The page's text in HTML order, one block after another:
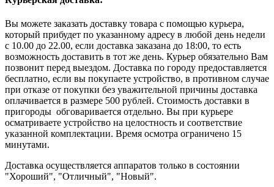
Вы можете заказать доставку товара с помощью курьера,
который прибудет по указанному адресу в любой день недели
с 10.00 до 22.00, если доставка заказана до 18:00, то есть
возможность доставить в тот же день. Курьер обязательно Вам
позвонит перед выездом. Доставка по городу предоставляется
бесплатно, если вы покупаете устройство, в противном случае
при отказе от покупки без уважительной причины доставка
оплачивается в размере 500 рублей. Стоимость доставки в
пригороды обговаривается отдельно. Вы при курьере
осматриваете устройство на целостность и соответствие
указанной комплектации. Время осмотра ограничено 15
минутами.
Доставка осуществляется аппаратов только в состоянии
"Хороший", "Отличный", "Новый".